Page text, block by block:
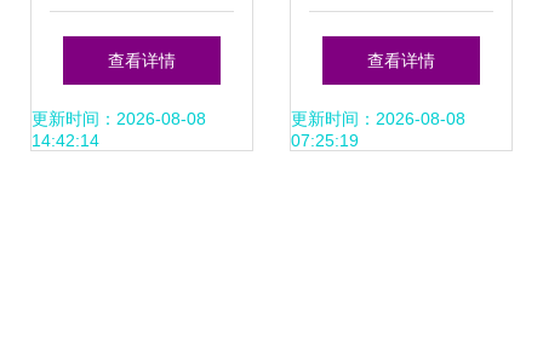
责 以专业咨询策划
服务赋能行业创新
查看详情
更新时间：2026-08-08
14:42:14
需求本位，匠心打
造保险产品与咨询
查看详情
更新时间：2026-08-08
07:25:19